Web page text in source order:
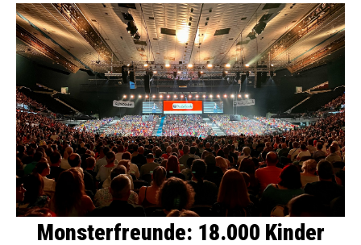
Monsterfreunde: 18.000 Kinder